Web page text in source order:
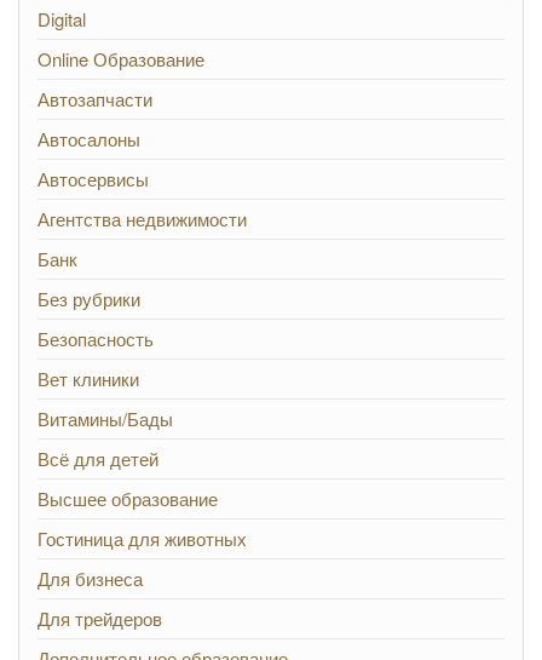
Digital
Online Образование
Автозапчасти
Автосалоны
Автосервисы
Агентства недвижимости
Банк
Без рубрики
Безопасность
Вет клиники
Витамины/Бады
Всё для детей
Высшее образование
Гостиница для животных
Для бизнеса
Для трейдеров